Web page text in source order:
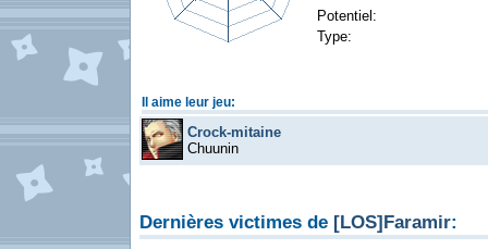
Potentiel:
Type:
Il aime leur jeu:
Crock-mitaine
Chuunin
Dernières victimes de [LOS]Faramir: